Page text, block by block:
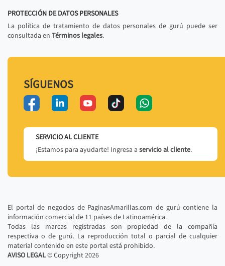
PROTECCIÓN DE DATOS PERSONALES
La política de tratamiento de datos personales de gurú puede ser
consultada en Términos legales.
SÍGUENOS
SERVICIO AL CLIENTE
¡Estamos para ayudarte! Ingresa a servicio al cliente.
El portal de negocios de PaginasAmarillas.com de gurú contiene la
información comercial de 11 países de Latinoamérica.
Todas las marcas registradas son propiedad de la compañía
respectiva o de gurú. La reproducción total o parcial de cualquier
material contenido en este portal está prohibido.
AVISO LEGAL© Copyright2026